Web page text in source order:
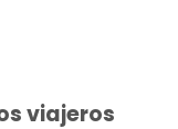
viajeros